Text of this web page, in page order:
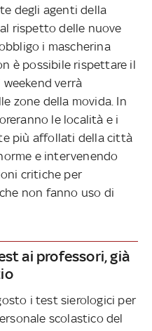
degli agenti della
rispetto delle nuove
i mascherina
è possibile rispettare il
verrà
zone della movida. In
le località e i
più affollati della città
e intervenendo
critiche per
non fanno uso di
ai professori, già
i test sierologici per
scolastico del